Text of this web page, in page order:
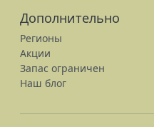
Дополнительно
Регионы
Акции
Запас ограничен
Наш блог